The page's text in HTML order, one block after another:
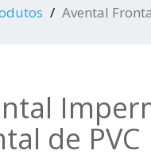
Avental
de